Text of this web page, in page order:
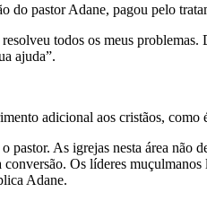
do pastor Adane, pagou pelo
todos os meus
ajuda”.
adicional aos cristãos, como
As igrejas nesta área não
Os líderes
Adane.